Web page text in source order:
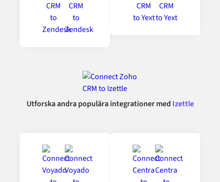
Utforska andra populära integrationer med Izettle